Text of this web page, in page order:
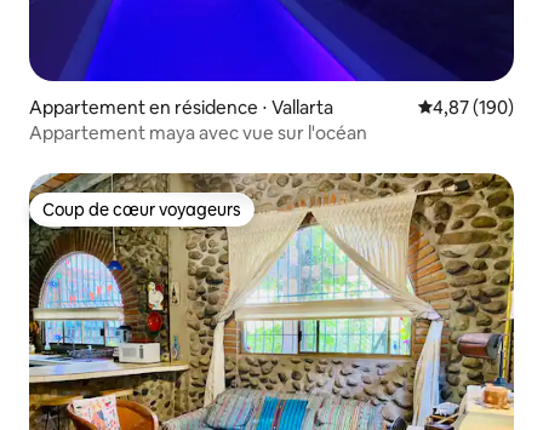
Appartement en résidence ⋅ Vallarta Évaluation
4,87 (190)
Appartement maya avec vue sur l'océan
Coup de cœur voyageurs
Coup de cœur voyageurs